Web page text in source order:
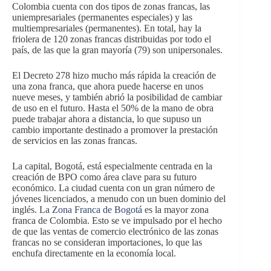
Colombia cuenta con dos tipos de zonas francas, las
uniempresariales (permanentes especiales) y las
multiempresariales (permanentes). En total, hay la
friolera de 120 zonas francas distribuidas por todo el
país, de las que la gran mayoría (79) son unipersonales.
El Decreto 278 hizo mucho más rápida la creación de
una zona franca, que ahora puede hacerse en unos
nueve meses, y también abrió la posibilidad de cambiar
de uso en el futuro. Hasta el 50% de la mano de obra
puede trabajar ahora a distancia, lo que supuso un
cambio importante destinado a promover la prestación
de servicios en las zonas francas.
La capital, Bogotá, está especialmente centrada en la
creación de BPO como área clave para su futuro
económico. La ciudad cuenta con un gran número de
jóvenes licenciados, a menudo con un buen dominio del
inglés. La Zona Franca de Bogotá es la mayor zona
franca de Colombia. Esto se ve impulsado por el hecho
de que las ventas de comercio electrónico de las zonas
francas no se consideran importaciones, lo que las
enchufa directamente en la economía local.